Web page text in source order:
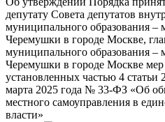
депутату Совета депутатов
муниципального образования –
Черемушки в городе Москве,
муниципального образования –
Черемушки в городе Москве мер
установленных частью 4 статьи
марта 2025 года № 33-ФЗ «Об
местного самоуправления в
власти»